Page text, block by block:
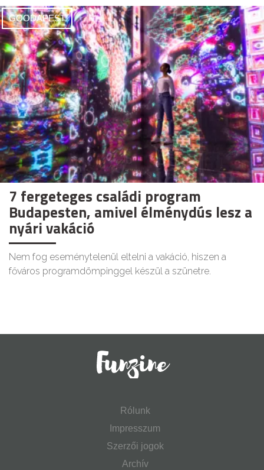
GOODAPEST
7 fergeteges családi program
Budapesten, amivel élménydús lesz a
nyári vakáció
Nem fog eseménytelenül eltelni a vakáció, hiszen a
főváros programdömpinggel készül a szünetre.
Rólunk
Impresszum
Szerzői jogok
Archív